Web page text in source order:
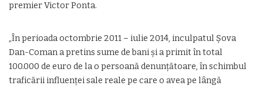
premier Victor Ponta.
„În perioada octombrie 2011 – iulie 2014, inculpatul Șova
Dan-Coman a pretins sume de bani și a primit în total
100.000 de euro de la o persoană denunțătoare, în schimbul
traficării influenței sale reale pe care o avea pe lângă